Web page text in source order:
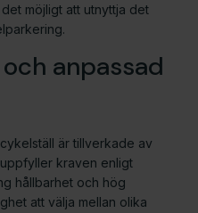
möjligt att utnyttja det
anpassad
är tillverkade av
kraven enligt
hållbarhet och hög
att välja mellan olika